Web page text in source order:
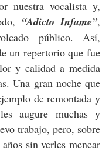
nuestra vocalista y,
“Adicto Infame”,
público. Así,
un repertorio que fue
y calidad a medida
Una gran noche que
de remontada y
augure muchas y
trabajo, pero, sobre
sin verles menear